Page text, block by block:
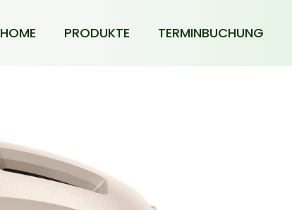
HOME PRODUKTE TERMINBUCHUNG